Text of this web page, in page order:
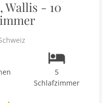
Wallis - 10
5
Schlafzimmer